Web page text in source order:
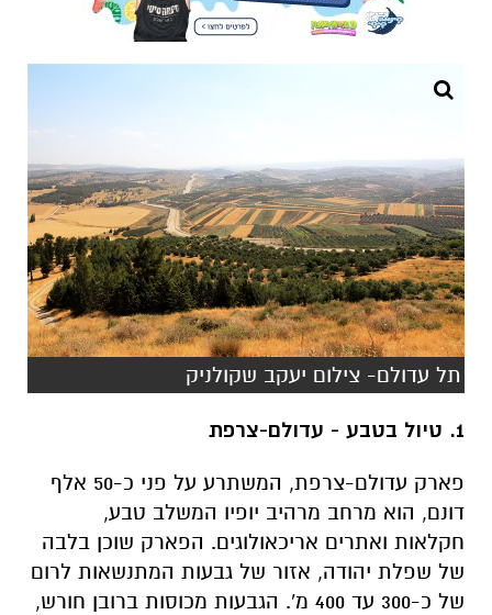
תל עדולם- צילום יעקב שקולניק
1. טיול בטבע - עדולם-צרפת
פארק עדולם-צרפת, המשתרע על פני כ-50 אלף
דונם, הוא מרחב מרהיב יופיו המשלב טבע,
חקלאות ואתרים אריכאולוגים. הפארק שוכן בלבה
של שפלת יהודה, אזור של גבעות המתנשאות לרום
של כ-300 עד 400 מ'. הגבעות מכוסות ברובן חורש,